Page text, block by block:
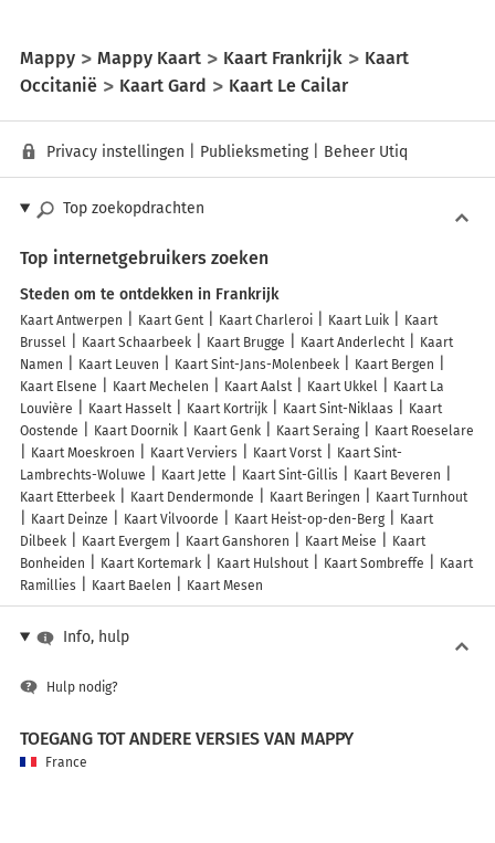
Mappy Mappy Kaart Kaart Frankrijk
Kaart
Occitanië
Kaart Gard Kaart Le Cailar
Privacy instellingen Publieksmeting| Beheer Utiq
Top zoekopdrachten
Top internetgebruikers zoeken
Steden om te ontdekken in Frankrijk
Kaart Antwerpen Kaart Gent Kaart Charleroi Kaart Luik
Kaart
Brussel
Kaart Schaarbeek Kaart Brugge Kaart Anderlecht
Kaart
Namen
Kaart Leuven Kaart Sint-Jans-Molenbeek
Kaart Bergen
Kaart Elsene
Kaart Mechelen Kaart Aalst Kaart Ukkel
Kaart La
Louvière
Kaart Hasselt Kaart Kortrijk Kaart Sint-Niklaas
Kaart
Oostende
Kaart Doornik Kaart Genk Kaart Seraing
Kaart Roeselare
Kaart Moeskroen
Kaart Verviers Kaart Vorst
Kaart Sint-
Lambrechts-Woluwe
Kaart Jette Kaart Sint-Gillis
Kaart Beveren
Kaart Etterbeek
Kaart Dendermonde Kaart Beringen
Kaart Turnhout
Kaart Deinze
Kaart Vilvoorde Kaart Heist-op-den-Berg
Kaart
Dilbeek
Kaart Evergem Kaart Ganshoren Kaart Meise
Kaart
Bonheiden
Kaart Kortemark Kaart Hulshout Kaart Sombreffe
Kaart
Ramillies
Kaart Baelen Kaart Mesen
Info, hulp
Hulp nodig?
TOEGANG TOT ANDERE VERSIES VAN MAPPY
France